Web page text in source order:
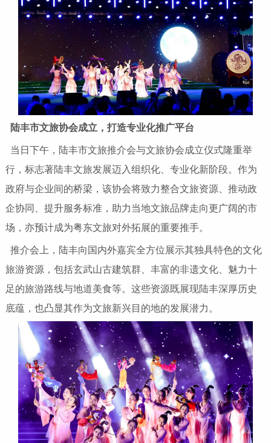
陆丰市文旅协会成立，打造专业化推广平台
当日下午，陆丰市文旅推介会与文旅协会成立仪式隆重举
行，标志著陆丰文旅发展迈入组织化、专业化新阶段。作为
政府与企业间的桥梁，该协会将致力整合文旅资源、推动政
企协同、提升服务标准，助力当地文旅品牌走向更广阔的市
场，亦预计成为粤东文旅对外拓展的重要推手。
推介会上，陆丰向国内外嘉宾全方位展示其独具特色的文化
旅游资源，包括玄武山古建筑群、丰富的非遗文化、魅力十
足的旅游路线与地道美食等。这些资源既展现陆丰深厚历史
底蕴，也凸显其作为文旅新兴目的地的发展潜力。